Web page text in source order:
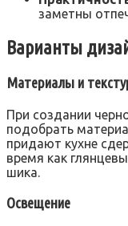
заметны
Варианты
Материалы и
При создании
подобрать
придают кухне
время как
шика.
Освещение